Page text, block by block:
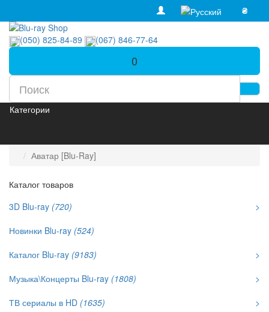
₴
(050) 825-84-89 (067) 846-77-64
0
Категории
Аватар [Blu-Ray]
Каталог товаров
3D Blu-ray (720)
>
Новинки Blu-ray (524)
Каталог Blu-ray (9183)
>
Музыка\Концерты Blu-ray (1808)
>
ТВ сериалы в HD (1635)
>